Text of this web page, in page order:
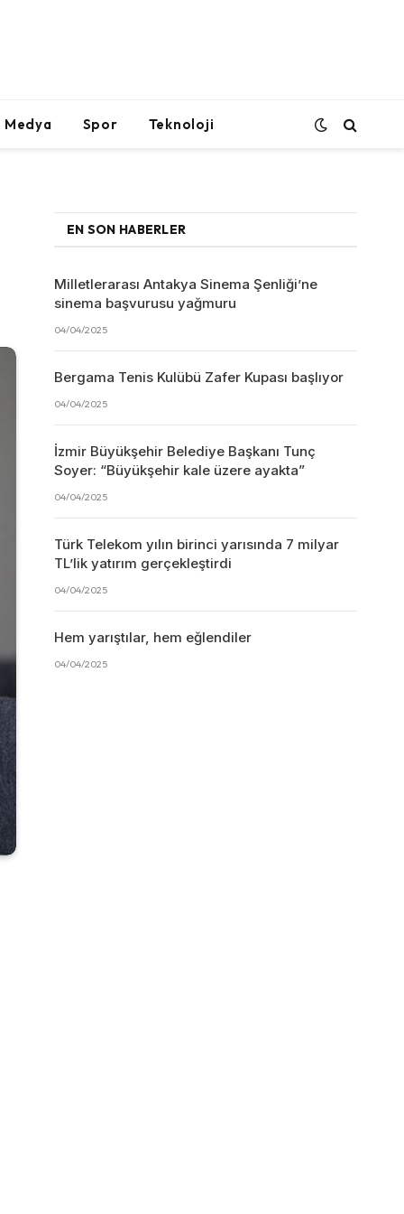
Medya Spor Teknoloji
EN SON HABERLER
Milletlerarası Antakya Sinema Şenliği’ne
sinema başvurusu yağmuru
04/04/2025
Bergama Tenis Kulübü Zafer Kupası başlıyor
04/04/2025
İzmir Büyükşehir Belediye Başkanı Tunç
Soyer: “Büyükşehir kale üzere ayakta”
04/04/2025
Türk Telekom yılın birinci yarısında 7 milyar
TL’lik yatırım gerçekleştirdi
04/04/2025
Hem yarıştılar, hem eğlendiler
04/04/2025